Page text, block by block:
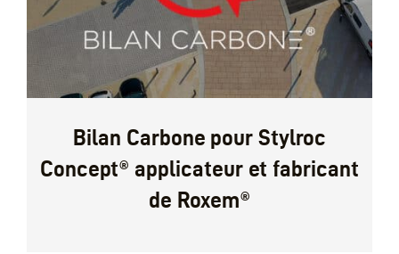
Bilan Carbone pour Stylroc
Concept® applicateur et fabricant
de Roxem®